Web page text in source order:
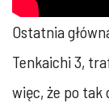
Ostatnia
Tenkaichi 3,
więc, że po tak